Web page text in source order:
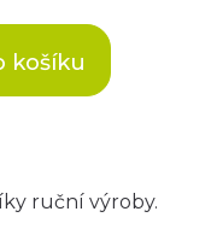
košíku
ruční výroby.